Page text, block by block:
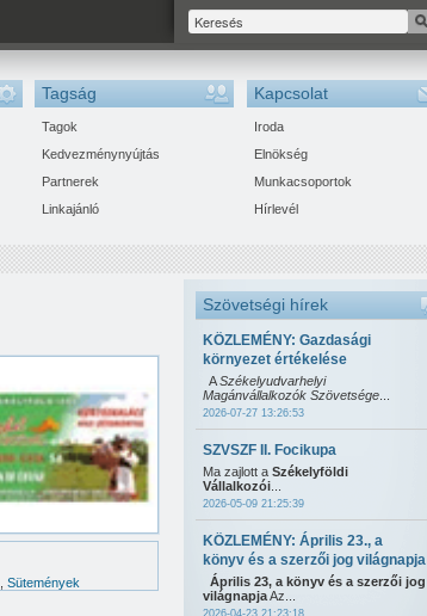
Tagság
Tagok
Kedvezménynyújtás
Partnerek
Linkajánló
Kapcsolat
Iroda
Elnökség
Munkacsoportok
Hírlevél
Sütemények
Szövetségi hírek
KÖZLEMÉNY: Gazdasági
környezet értékelése
ASzékelyudvarhelyi
Magánvállalkozók Szövetsége
2026-07-27 13:26:53
SZVSZF II. Focikupa
Ma zajlott a Székelyföldi
Vállalkozói
2026-05-09 21:25:39
KÖZLEMÉNY: Április 23., a
könyv és a szerzői jog világnapja
Április 23, a könyv és a szerzői jog
világnapjaAz...
2026-04-23 21:23:18